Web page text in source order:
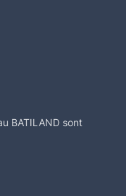
BATILAND sont